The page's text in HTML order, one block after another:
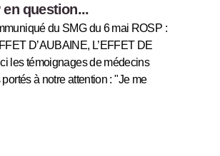
en question...
du SMG du 6 mai ROSP :
D’AUBAINE, L’EFFET DE
les témoignages de médecins
à notre attention : "Je me